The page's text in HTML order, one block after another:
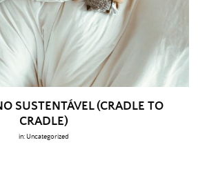
SUSTENTÁVEL (CRADLE TO
CRADLE)
in: Uncategorized